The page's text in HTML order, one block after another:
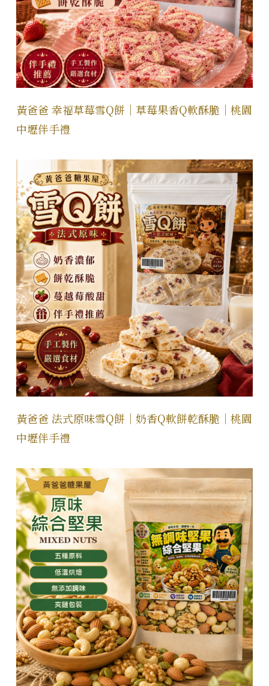
黃爸爸 幸福草莓雪Q餅｜草莓果香Q軟酥脆｜桃園
中壢伴手禮
黃爸爸 法式原味雪Q餅｜奶香Q軟餅乾酥脆｜桃園
中壢伴手禮